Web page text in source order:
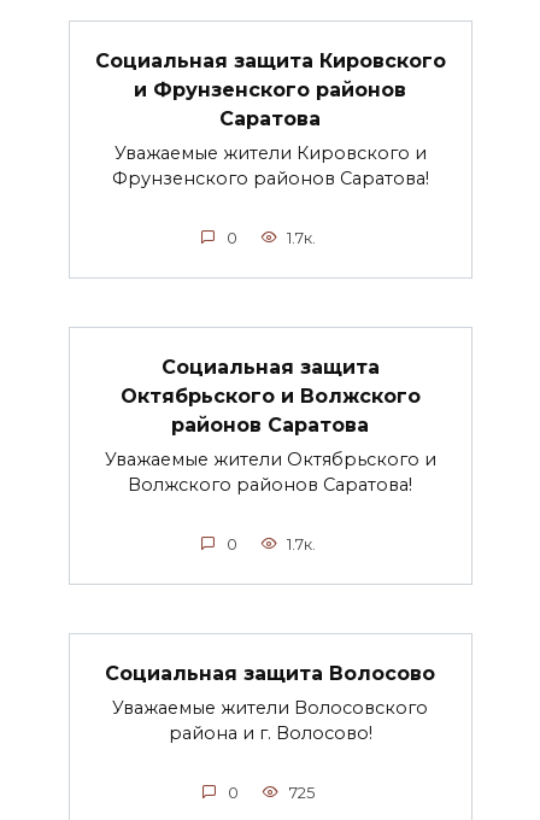
Социальная защита Кировского
и Фрунзенского районов
Саратова
Уважаемые жители Кировского и
Фрунзенского районов Саратова!
0 1.7к.
Социальная защита
Октябрьского и Волжского
районов Саратова
Уважаемые жители Октябрьского и
Волжского районов Саратова!
0 1.7к.
Социальная защита Волосово
Уважаемые жители Волосовского
района и г. Волосово!
0 725